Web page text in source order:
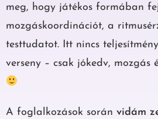
meg, hogy játékos formában
mozgáskoordinációt, a
testtudatot. Itt nincs
verseny – csak jókedv, mozgás
A foglalkozások során vidám